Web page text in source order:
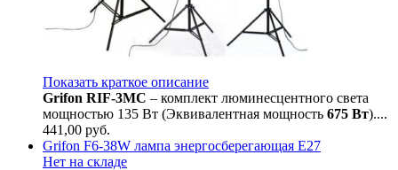
Показать краткое описание
Grifon RIF-3MC – комплект люминесцентного света
мощностью 135 Вт (Эквивалентная мощность 675 Вт)....
441,00 руб.
Grifon F6-38W лампа энергосберегающая Е27
Нет на складе